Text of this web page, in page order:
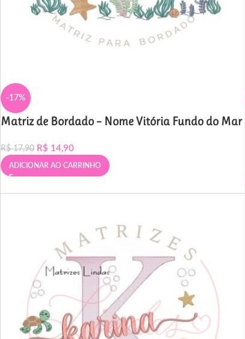
-17%
Matriz de Bordado – Nome Vitória Fundo do Mar
R$17,90 R$ 14,90
ADICIONAR AO CARRINHO